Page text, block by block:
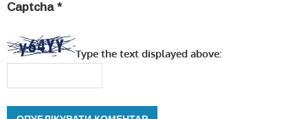
Captcha *
Type the text displayed above: